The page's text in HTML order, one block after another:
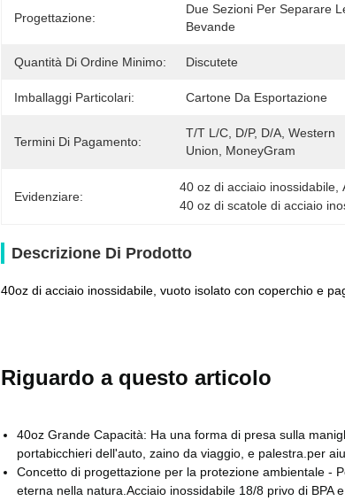
Progettazione:
Due Sezioni Per Separare
Bevande
Quantità Di Ordine Minimo: Discutete
Imballaggi Particolari: Cartone Da Esportazione
Termini Di Pagamento:
T/T L/C, D/P, D/A, Western
Union, MoneyGram
Evidenziare:
40 oz di acciaio inossidabile ,
40 oz di scatole di acciaio
Descrizione Di Prodotto
40oz di acciaio inossidabile, vuoto isolato con coperchio e
Riguardo a questo articolo
40oz Grande Capacità: Ha una forma di presa sulla
portabicchieri dell'auto, zaino da viaggio, e palestra.per
Concetto di progettazione per la protezione ambientale -
eterna nella natura.Acciaio inossidabile 18/8 privo di BPA